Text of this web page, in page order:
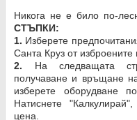
Никога не е било по-
СТЪПКИ:
1. Изберете
Санта Круз от изброените
2. На следващата
получаване и връщане
изберете оборудване
Натиснете
цена.